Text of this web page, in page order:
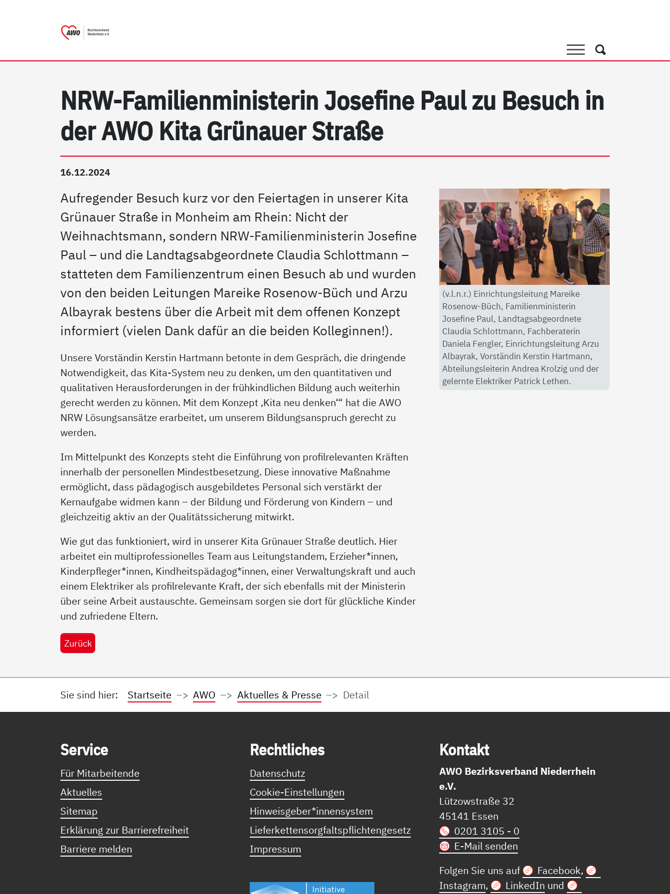
Suche
Suche
NRW-Familienministerin Josefine Paul zu Besuch in
der AWO Kita Grünauer Straße
16.12.2024
Aufregender Besuch kurz vor den Feiertagen in unserer Kita
Grünauer Straße in Monheim am Rhein: Nicht der
Weihnachtsmann, sondern NRW-Familienministerin Josefine
Paul – und die Landtagsabgeordnete Claudia Schlottmann –
statteten dem Familienzentrum einen Besuch ab und wurden
von den beiden Leitungen Mareike Rosenow-Büch und Arzu
Albayrak bestens über die Arbeit mit dem offenen Konzept
informiert (vielen Dank dafür an die beiden Kolleginnen!).
Unsere Vorständin Kerstin Hartmann betonte in dem Gespräch, die dringende
Notwendigkeit, das Kita-System neu zu denken, um den quantitativen und
qualitativen Herausforderungen in der frühkindlichen Bildung auch weiterhin
gerecht werden zu können. Mit dem Konzept ‚Kita neu denken‘“ hat die AWO
NRW Lösungsansätze erarbeitet, um unserem Bildungsanspruch gerecht zu
werden.
Im Mittelpunkt des Konzepts steht die Einführung von profilrelevanten Kräften
innerhalb der personellen Mindestbesetzung. Diese innovative Maßnahme
ermöglicht, dass pädagogisch ausgebildetes Personal sich verstärkt der
Kernaufgabe widmen kann – der Bildung und Förderung von Kindern – und
gleichzeitig aktiv an der Qualitätssicherung mitwirkt.
Wie gut das funktioniert, wird in unserer Kita Grünauer Straße deutlich. Hier
arbeitet ein multiprofessionelles Team aus Leitungstandem, Erzieher*innen,
Kinderpfleger*innen, Kindheitspädagog*innen, einer Verwaltungskraft und auch
einem Elektriker als profilrelevante Kraft, der sich ebenfalls mit der Ministerin
über seine Arbeit austauschte. Gemeinsam sorgen sie dort für glückliche Kinder
und zufriedene Eltern.
Zurück
(v.l.n.r.) Einrichtungsleitung Mareike
Rosenow-Büch, Familienministerin
Josefine Paul, Landtagsabgeordnete
Claudia Schlottmann, Fachberaterin
Daniela Fengler, Einrichtungsleitung Arzu
Albayrak, Vorständin Kerstin Hartmann,
Abteilungsleiterin Andrea Krolzig und der
gelernte Elektriker Patrick Lethen.
Sie sind hier: Startseite AWO Aktuelles & Presse Detail
Ser­vice
Für Mitarbeitende
Aktuelles
Sitemap
Erklärung zur Barrierefreiheit
Barriere melden
Recht­li­ches
Datenschutz
Cookie-Einstellungen
Hinweisgeber*innensystem
Lieferkettensorgfaltspflichtengesetz
Impressum
Kon­takt
AWO Bezirksverband Niederrhein
e.V.
Lützowstraße 32
45141 Essen
0201 3105 - 0
E-Mail senden
Folgen Sie uns auf
Facebook,
Instagram, LinkedIn und